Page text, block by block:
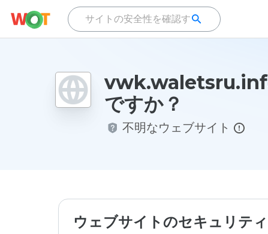
ですか？
不明なウェブサイト
ウェブサイトのセキュリテ